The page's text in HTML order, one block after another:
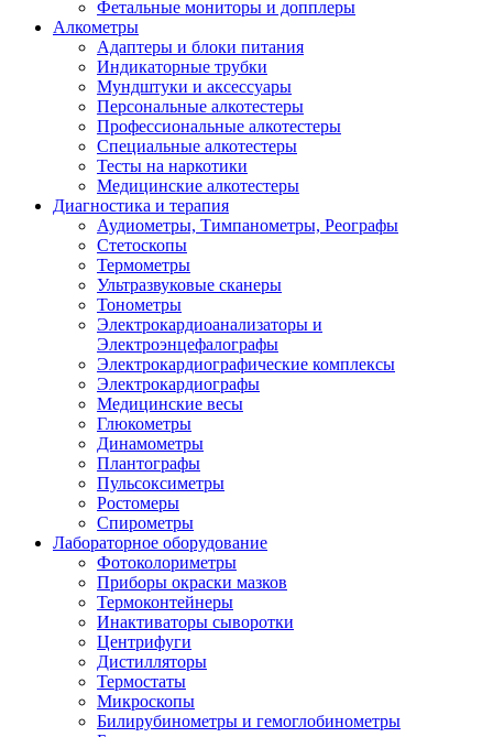
Фетальные мониторы и допплеры
Алкометры
Адаптеры и блоки питания
Индикаторные трубки
Мундштуки и аксессуары
Персональные алкотестеры
Профессиональные алкотестеры
Специальные алкотестеры
Тесты на наркотики
Медицинские алкотестеры
Диагностика и терапия
Аудиометры, Тимпанометры, Реографы
Стетоскопы
Термометры
Ультразвуковые сканеры
Тонометры
Электрокардиоанализаторы и
Электроэнцефалографы
Электрокардиографические комплексы
Электрокардиографы
Медицинские весы
Глюкометры
Динамометры
Плантографы
Пульсоксиметры
Ростомеры
Спирометры
Лабораторное оборудование
Фотоколориметры
Приборы окраски мазков
Термоконтейнеры
Инактиваторы сыворотки
Центрифуги
Дистилляторы
Термостаты
Микроскопы
Билирубинометры и гемоглобинометры